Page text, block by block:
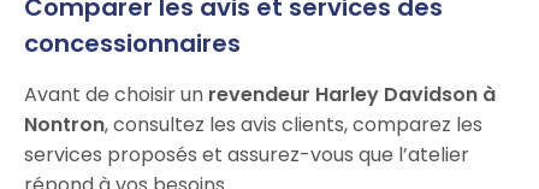
Comparer les avis et services des
concessionnaires
Avant de choisir un revendeur Harley Davidson à
Nontron, consultez les avis clients, comparez les
services proposés et assurez-vous que l’atelier